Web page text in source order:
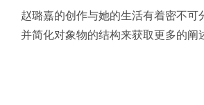
赵璐嘉的创作与她的生活有着密不
并简化对象物的结构来获取更多的阐